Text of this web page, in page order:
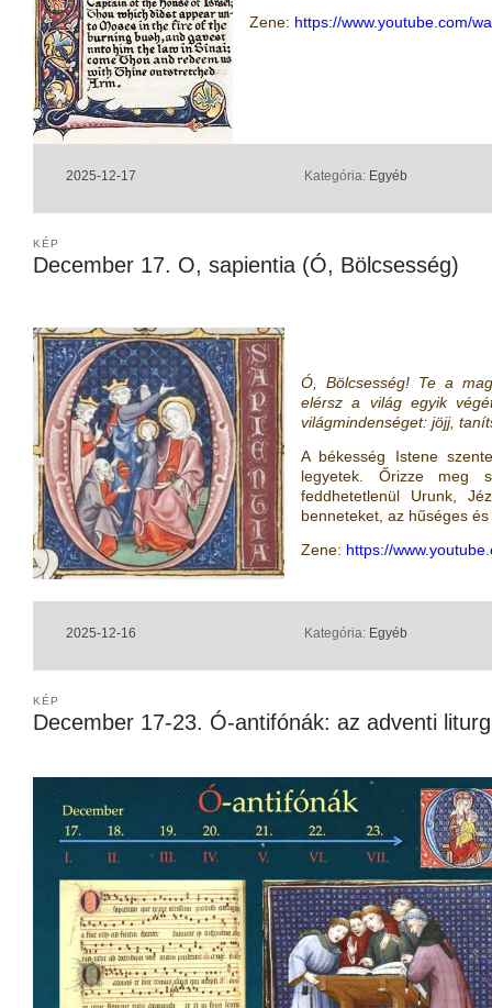
Zene: https://www.youtube.com/
2025-12-17 Kategória: Egyéb
December 17. O, sapientia (Ó, Bölcsesség)
KÉP
Ó, Bölcsesség! Te a
elérsz a világ egyik
világmindenséget: jöjj,
A békesség Istene
legyetek. Őrizze meg
feddhetetlenül Urunk,
benneteket, az hűséges
Zene: https://
2025-12-16 Kategória: Egyéb
December 17-23. Ó-antifónák: az adventi
KÉP